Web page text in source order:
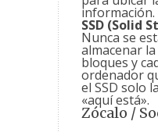
información.
SSD (Solid
Nunca se
almacenar
bloques y
ordenador
el SSD solo
«aquí está».
Zócalo /